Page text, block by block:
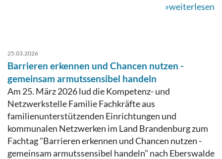
»weiterlesen
25.03.2026
Barrieren erkennen und Chancen nutzen -
gemeinsam armutssensibel handeln
Am 25. März 2026 lud die Kompetenz- und
Netzwerkstelle Familie Fachkräfte aus
familienunterstützenden Einrichtungen und
kommunalen Netzwerken im Land Brandenburg zum
Fachtag "Barrieren erkennen und Chancen nutzen -
gemeinsam armutssensibel handeln" nach Eberswalde